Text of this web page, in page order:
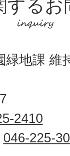
するお
緑地課 維
2410
046-225-